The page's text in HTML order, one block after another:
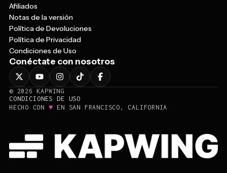
Afiliados
Notas de la versión
Política de Devoluciones
Política de Privacidad
Condiciones de Uso
Conéctate con nosotros
© 2026
KAPWING
CONDICIONES DE USO
HECHO CON ♥ EN SAN FRANCISCO, CALIFORNIA